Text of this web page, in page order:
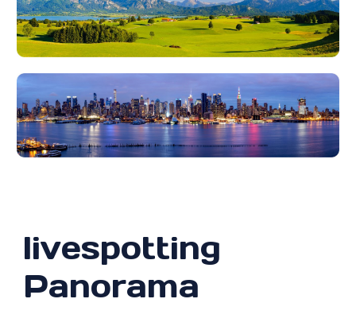
livespotting
Panorama